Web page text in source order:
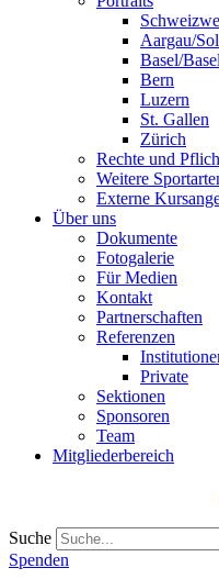
Aargau/
Basel/
Bern
Luzern
St. Gallen
Zürich
Rechte und
Weitere
Externe
Über uns
Dokumente
Fotogalerie
Für Medien
Kontakt
Partnerschaften
Referenzen
Private
Sektionen
Sponsoren
Team
Mitgliederbereich
Suche
Spenden